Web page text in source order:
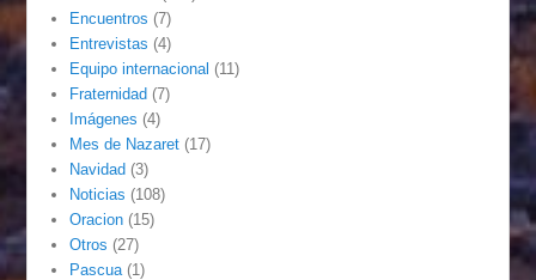
Encuentros (7)
Entrevistas (4)
Equipo internacional (11)
Fraternidad (7)
Imágenes (4)
Mes de Nazaret (17)
Navidad (3)
Noticias (108)
Oracion (15)
Otros (27)
Pascua (1)